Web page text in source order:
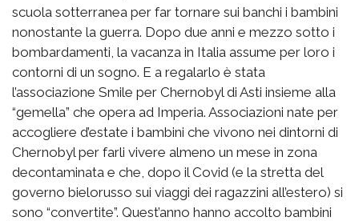
scuola sotterranea per far tornare sui banchi i bambini
nonostante la guerra. Dopo due anni e mezzo sotto i
bombardamenti, la vacanza in Italia assume per loro i
contorni di un sogno. E a regalarlo è stata
l’associazione Smile per Chernobyl di Asti insieme alla
“gemella” che opera ad Imperia. Associazioni nate per
accogliere d’estate i bambini che vivono nei dintorni di
Chernobyl per farli vivere almeno un mese in zona
decontaminata e che, dopo il Covid (e la stretta del
governo bielorusso sui viaggi dei ragazzini all’estero) si
sono “convertite”. Quest’anno hanno accolto bambini